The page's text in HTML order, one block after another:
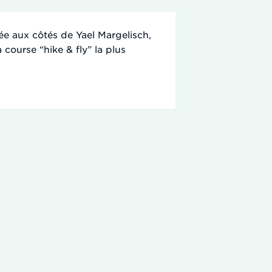
aux côtés de Yael Margelisch,
“hike & fly” la plus